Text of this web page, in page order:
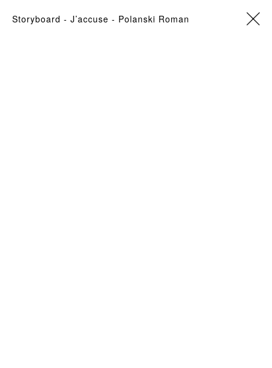
storyboard - J’accuse - Polanski Roman